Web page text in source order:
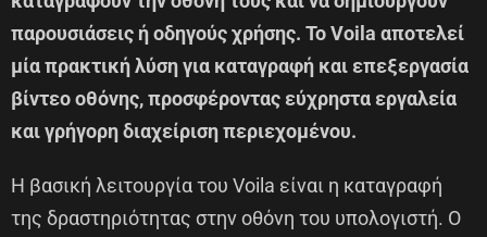
παρουσιάσεις ή οδηγούς χρήσης. Το Voila αποτελεί
μία πρακτική λύση για καταγραφή και επεξεργασία
βίντεο οθόνης, προσφέροντας εύχρηστα εργαλεία
και γρήγορη διαχείριση περιεχομένου.
Η βασική λειτουργία του Voila είναι η καταγραφή
της δραστηριότητας στην οθόνη του υπολογιστή. Ο